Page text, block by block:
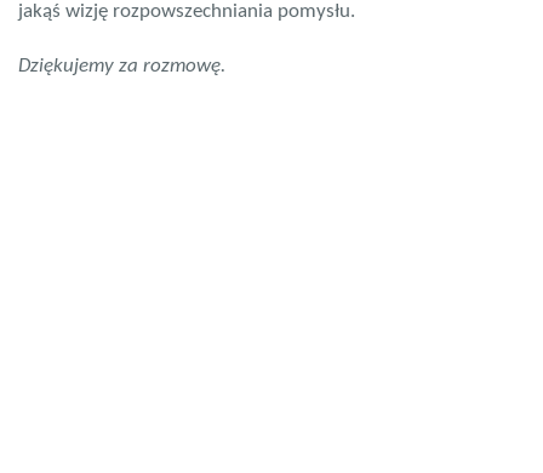
jakąś wizję rozpowszechniania pomysłu.
Dziękujemy za rozmowę.